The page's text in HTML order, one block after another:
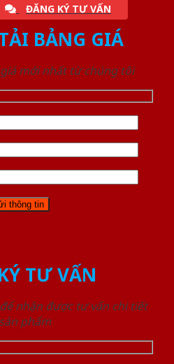
ĐĂNG KÝ TƯ VẤN
BẢNG GIÁ
mới nhất từ chúng tôi
TƯ VẤN
nhận được tư vấn chi tiết
phẩm